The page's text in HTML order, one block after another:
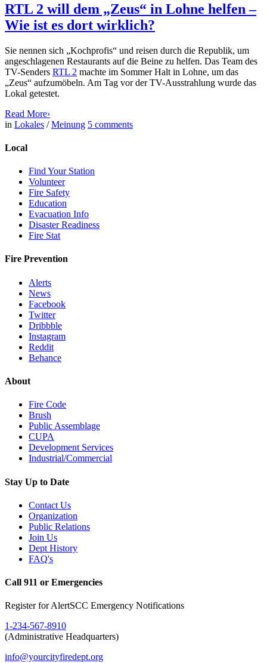
RTL 2 will dem „Zeus“ in Lohne helfen –
Wie ist es dort wirklich?
Sie nennen sich „Kochprofis“ und reisen durch die Republik, um
angeschlagenen Restaurants auf die Beine zu helfen. Das Team des
TV-Senders RTL 2 machte im Sommer Halt in Lohne, um das
„Zeus“ aufzumöbeln. Am Tag vor der TV-Ausstrahlung wurde das
Lokal getestet.
Read More›
in Lokales /Meinung 5 comments
Local
Find Your Station
Volunteer
Fire Safety
Education
Evacuation Info
Disaster Readiness
Fire Stat
Fire Prevention
Alerts
News
Facebook
Twitter
Dribbble
Instagram
Reddit
Behance
About
Fire Code
Brush
Public Assemblage
CUPA
Development Services
Industrial/Commercial
Stay Up to Date
Contact Us
Organization
Public Relations
Join Us
Dept History
FAQ's
Call 911 or Emergencies
Register for AlertSCC Emergency Notifications
1-234-567-8910
(Administrative Headquarters)
info@yourcityfiredept.org